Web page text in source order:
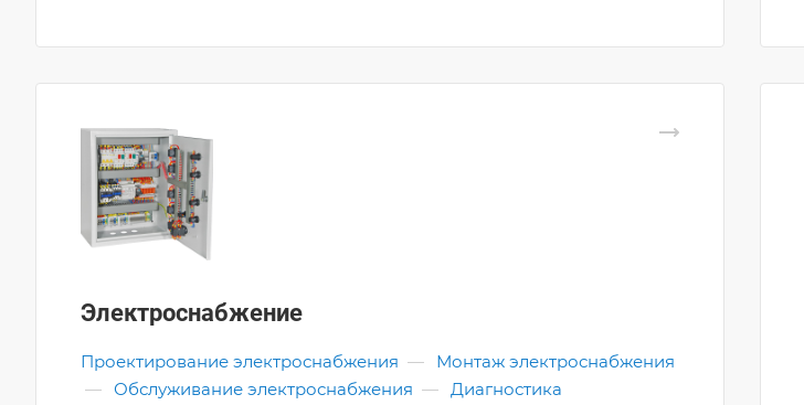
Электроснабжение
Проектирование электроснабжения —
Монтаж электроснабжения
— Обслуживание электроснабжения — Диагностика